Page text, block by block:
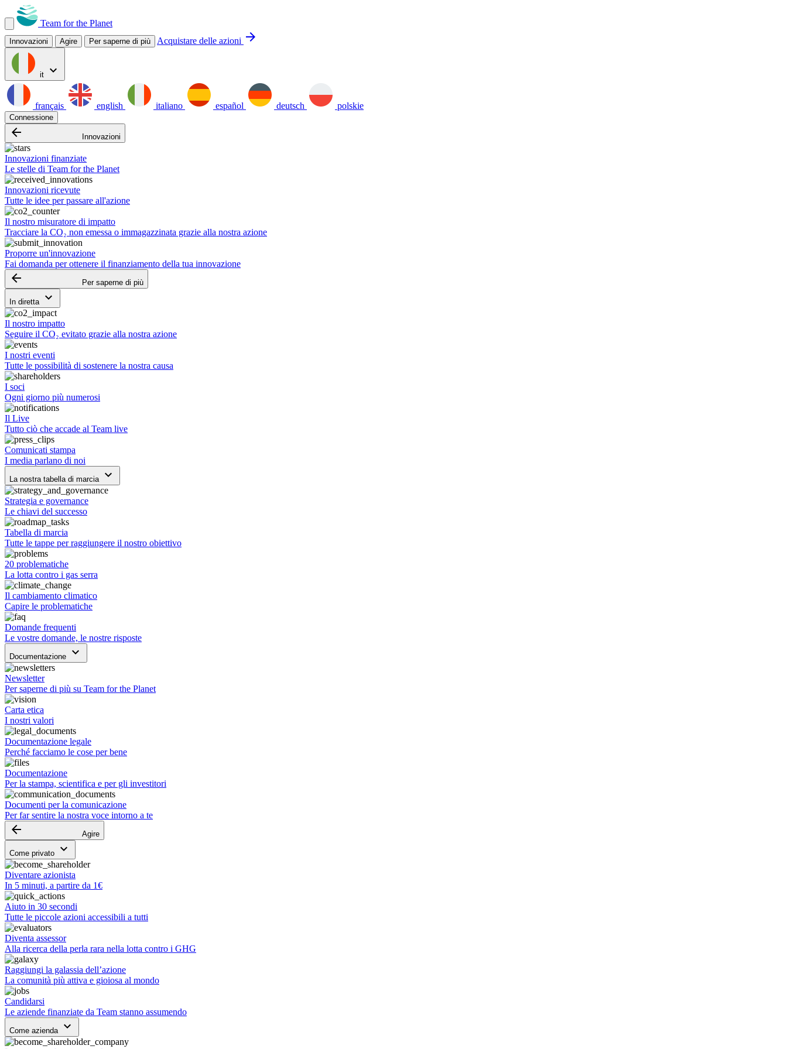
Team for the Planet
Innovazioni Agire Per saperne di più Acquistare delle azioni arrow_forward
it expand_more
français english italiano español deutsch polskie
Connessione
arrow_backward Innovazioni
Innovazioni finanziate
Le stelle di Team for the Planet
Innovazioni ricevute
Tutte le idee per passare all'azione
Il nostro misuratore di impatto
Tracciare la CO₂ non emessa o immagazzinata grazie alla nostra azione
Proporre un'innovazione
Fai domanda per ottenere il finanziamento della tua innovazione
arrow_backward Per saperne di più
In diretta keyboard_arrow_down
Il nostro impatto
Seguire il CO₂ evitato grazie alla nostra azione
I nostri eventi
Tutte le possibilità di sostenere la nostra causa
I soci
Ogni giorno più numerosi
Il Live
Tutto ciò che accade al Team live
Comunicati stampa
I media parlano di noi
La nostra tabella di marcia keyboard_arrow_down
Strategia e governance
Le chiavi del successo
Tabella di marcia
Tutte le tappe per raggiungere il nostro obiettivo
20 problematiche
La lotta contro i gas serra
Il cambiamento climatico
Capire le problematiche
Domande frequenti
Le vostre domande, le nostre risposte
Documentazione keyboard_arrow_down
Newsletter
Per saperne di più su Team for the Planet
Carta etica
I nostri valori
Documentazione legale
Perché facciamo le cose per bene
Documentazione
Per la stampa, scientifica e per gli investitori
Documenti per la comunicazione
Per far sentire la nostra voce intorno a te
arrow_backward Agire
Come privato keyboard_arrow_down
Diventare azionista
In 5 minuti, a partire da 1€
Aiuto in 30 secondi
Tutte le piccole azioni accessibili a tutti
Diventa assessor
Alla ricerca della perla rara nella lotta contro i GHG
Raggiungi la galassia dell’azione
La comunità più attiva e gioiosa al mondo
Candidarsi
Le aziende finanziate da Team stanno assumendo
Come azienda keyboard_arrow_down